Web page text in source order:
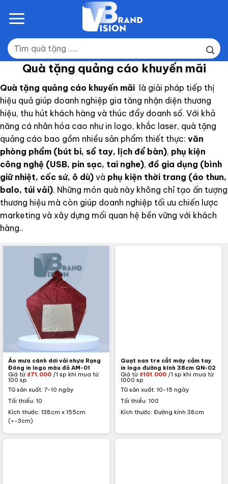
Tìm
kiếm:
Quà tặng quảng cáo khuyến mãi
Quà tặng quảng cáo khuyến mãi
là giải pháp tiếp thị
hiệu quả giúp doanh nghiệp gia tăng nhận diện thương
hiệu, thu hút khách hàng và thúc đẩy doanh số. Với khả
năng cá nhân hóa cao như in logo, khắc laser, quà tặng
quảng cáo bao gồm nhiều sản phẩm thiết thực: văn
phòng phẩm (bút bi, sổ tay, lịch để bàn), phụ kiện
công nghệ (USB, pin sạc, tai nghe), đồ gia dụng (bình
giữ nhiệt, cốc sứ, ô dù) và phụ kiện thời trang (áo thun,
balo, túi vải). Những món quà này không chỉ tạo ấn tượng
thương hiệu mà còn giúp doanh nghiệp tối ưu chiến lược
marketing và xây dựng mối quan hệ bền vững với khách
hàng..
Áo mưa cánh dơi vải nhựa Rạng
Đông in logo màu đỏ AM-01
Giá từ ₫71.000 /1 sp khi mua từ
100 sp
TG sản xuất: 7-10 ngày
Tối thiểu: 10
Kích thước: 138cm x 155cm
(+-3cm)
Quạt nan tre cắt máy cầm tay
in logo đường kính 38cm QN-02
Giá từ ₫101.000/1 sp khi mua từ
1000 sp
TG sản xuất: 10-15 ngày
Tối thiểu: 100
Kích thước: Đường kính 38cm